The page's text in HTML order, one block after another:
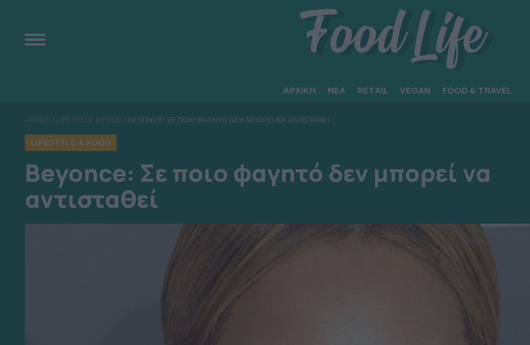
ΑΡΧΙΚΗ ΝΕΑ RETAIL VEGAN FOOD & TRAVEL
ΑΡΧΙΚΗ / LIFESTYLE & FOOD / BEYONCE: ΣΕ ΠΟΙΟ ΦΑΓΗΤΟ ΔΕΝ ΜΠΟΡΕΙ ΝΑ ΑΝΤΙΣΤΑΘΕΙ
LIFESTYLE & FOOD
Beyonce: Σε ποιο φαγητό δεν μπορεί να
αντισταθεί